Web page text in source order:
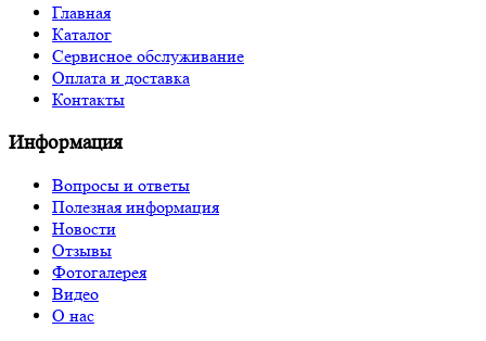
Главная
Каталог
Сервисное обслуживание
Оплата и доставка
Контакты
Информация
Вопросы и ответы
Полезная информация
Новости
Отзывы
Фотогалерея
Видео
О нас